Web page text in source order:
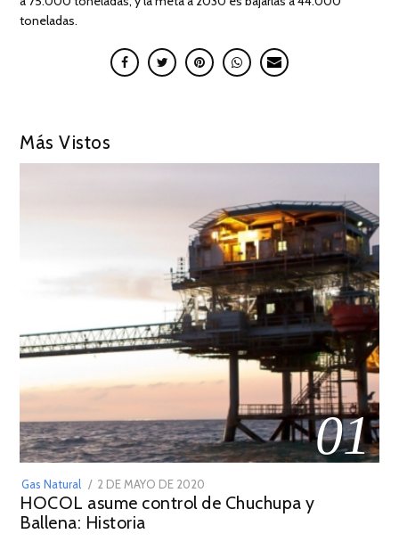
toneladas.
Más Vistos
01
Gas Natural
POSTED
ON
2 DE MAYO DE 2020
DE
HOCOL asume control de Chuchupa y
Ballena: Historia